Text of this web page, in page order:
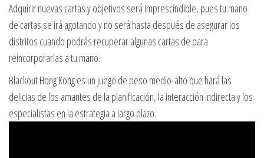
Adquirir nuevas cartas y objetivos será imprescindible, pues tu mano
de cartas se irá agotando y no será hasta después de asegurar los
distritos cuando podrás recuperar algunas cartas de para
reincorporarlas a tu mano.
Blackout Hong Kong es un juego de peso medio-alto que hará las
delicias de los amantes de la planificación, la interacción indirecta y los
especialistas en la estrategia a largo plazo.